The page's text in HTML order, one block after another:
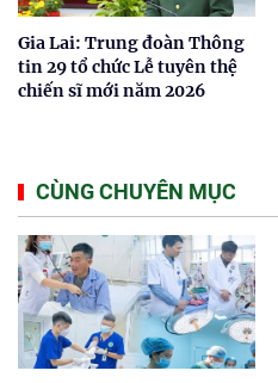
Gia Lai: Trung đoàn Thông
tin 29 tổ chức Lễ tuyên thệ
chiến sĩ mới năm 2026
CÙNG CHUYÊN MỤC